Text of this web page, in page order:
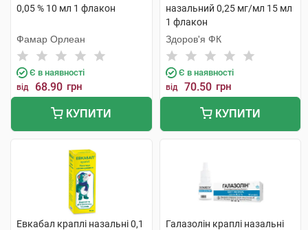
0,05 % 10 мл 1 флакон
Фамар Орлеан
Є в наявності
від 68.90 грн
КУПИТИ
назальний 0,25 мг/мл 15 мл
1 флакон
Здоров'я ФК
Є в наявності
від 70.50 грн
КУПИТИ
Евкабал краплі назальні 0,1
Галазолін краплі назальні